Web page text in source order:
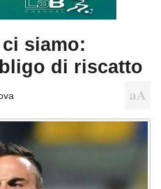
siamo:
di riscatto